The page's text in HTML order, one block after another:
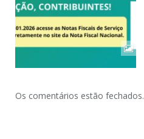
Os comentários estão fechados.